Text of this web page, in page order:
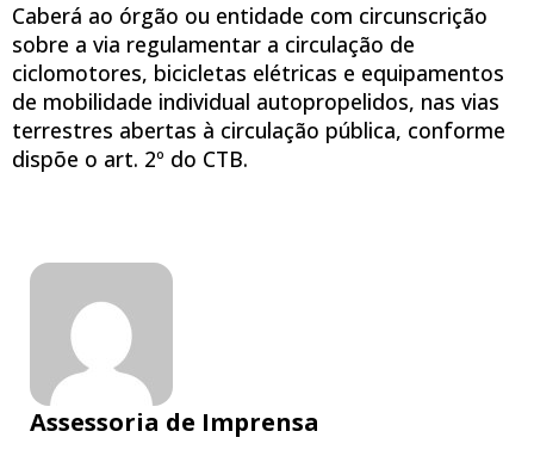
Caberá ao órgão ou entidade com circunscrição
sobre a via regulamentar a circulação de
ciclomotores, bicicletas elétricas e equipamentos
de mobilidade individual autopropelidos, nas vias
terrestres abertas à circulação pública, conforme
dispõe o art. 2º do CTB.
Assessoria de Imprensa